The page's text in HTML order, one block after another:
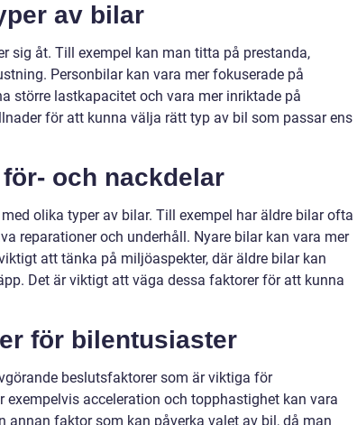
av bilar
sig åt. Till exempel kan man titta på prestanda,
Personbilar kan vara mer fokuserade på
större lastkapacitet och vara mer inriktade på
för att kunna välja rätt typ av bil som passar ens
och nackdelar
olika typer av bilar. Till exempel har äldre bilar ofta
reparationer och underhåll. Nyare bilar kan vara mer
att tänka på miljöaspekter, där äldre bilar kan
Det är viktigt att väga dessa faktorer för att kunna
för bilentusiaster
beslutsfaktorer som är viktiga för
acceleration och topphastighet kan vara
faktor som kan påverka valet av bil, då man